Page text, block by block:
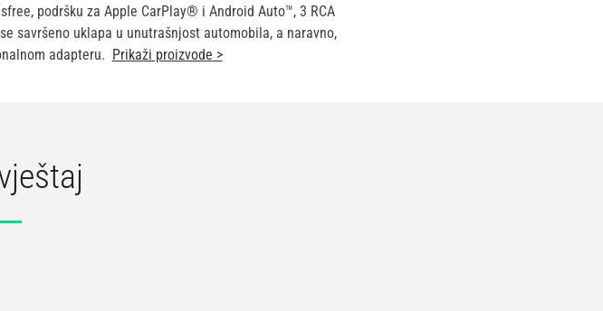
podršku za Apple CarPlay® i Android Auto™, 3 RCA
savršeno uklapa u unutrašnjost automobila, a naravno,
adapteru. Prikaži proizvode >